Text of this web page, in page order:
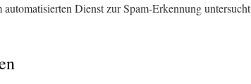
Dienst zur Spam-Erkennung untersucht